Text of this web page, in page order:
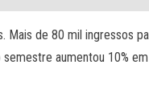
Mais de 80 mil ingressos
aumentou 10%